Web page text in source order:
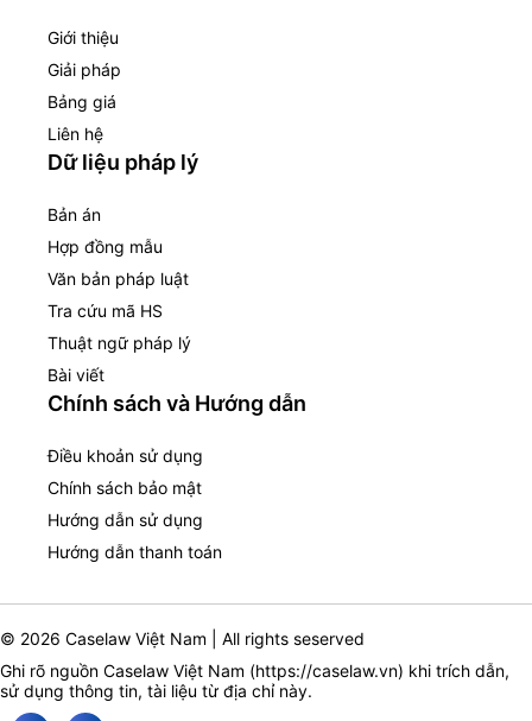
Giới thiệu
Giải pháp
Bảng giá
Liên hệ
Dữ liệu pháp lý
Bản án
Hợp đồng mẫu
Văn bản pháp luật
Tra cứu mã HS
Thuật ngữ pháp lý
Bài viết
Chính sách và Hướng dẫn
Điều khoản sử dụng
Chính sách bảo mật
Hướng dẫn sử dụng
Hướng dẫn thanh toán
© 2026 Caselaw Việt Nam | All rights seserved
Ghi rõ nguồn Caselaw Việt Nam (https://caselaw.vn) khi trích dẫn,
sử dụng thông tin, tài liệu từ địa chỉ này.